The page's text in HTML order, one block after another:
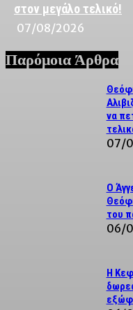
στον μεγάλο τελικό!
07/08/2026
Παρόμοια Άρθρα
να
07/
Ο
του
06/
Η